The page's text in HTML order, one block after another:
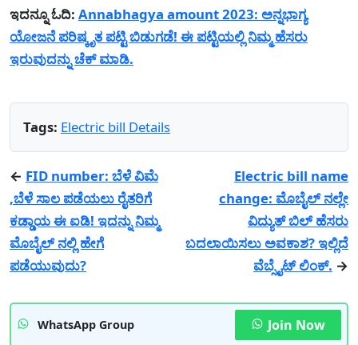
ಇದನ್ನೂ ಓದಿ: Annabhagya amount 2023: ಅನ್ನಭಾಗ್ಯ
ಯೋಜನೆ ಪರಿಷ್ಕೃತ ಪಟ್ಟಿ ಬಿಡುಗಡೆ! ಈ ಪಟ್ಟಿಯಲ್ಲಿ ನಿಮ್ಮ ಹೆಸರು
ಇರುವುದನ್ನು ಚೆಕ್ ಮಾಡಿ.
Tags: Electric bill Details
← FID number: ಬೆಳೆ ವಿಮೆ
,ಬೆಳೆ ಸಾಲ ಪಡೆಯಲು ರೈತರಿಗೆ
ಕಡ್ಡಾಯ ಈ ಐಡಿ! ಇದನ್ನು ನಿಮ್ಮ
ಮೊಬೈಲ್ ನಲ್ಲಿ ಹೇಗೆ
ಪಡೆಯುವುದು?
Electric bill name
change: ಮೊಬೈಲ್ ನಲ್ಲೇ
ವಿದ್ಯುತ್ ಬಿಲ್ ಹೆಸರು
ಬದಲಾಯಿಸಲು ಅವಕಾಶ? ಇಲ್ಲಿದೆ
ವೆಬ್ಸೈಟ್ ಲಿಂಕ್. →
WhatsApp Group Join Now